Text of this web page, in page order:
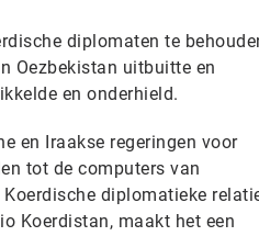
diplomaten te
Oezbekistan uitbuitte en
en onderhield.
en Iraakse regeringen voor
tot de computers van
diplomatieke
Koerdistan, maakt het een